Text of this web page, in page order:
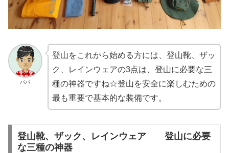
パパ
登山をこれから始める方には、登山靴、ザッ
ク、レインウェアの3点は、登山に必要な三
種の神器ですね☆登山を安全に楽しむための
最も重要で基本的な装備です。
登山靴、ザック、レインウェア 登山に必要
な三種の神器